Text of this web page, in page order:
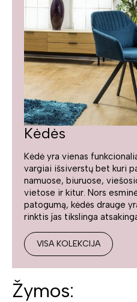
Kėdės
Kėdė yra vienas
vargiai išsiverstų bet kuri
namuose, biuruose,
vietose ir kitur. Nors
patogumą, kėdės drauge
rinktis jas tikslinga
VISA KOLEKCIJA
Žymos: